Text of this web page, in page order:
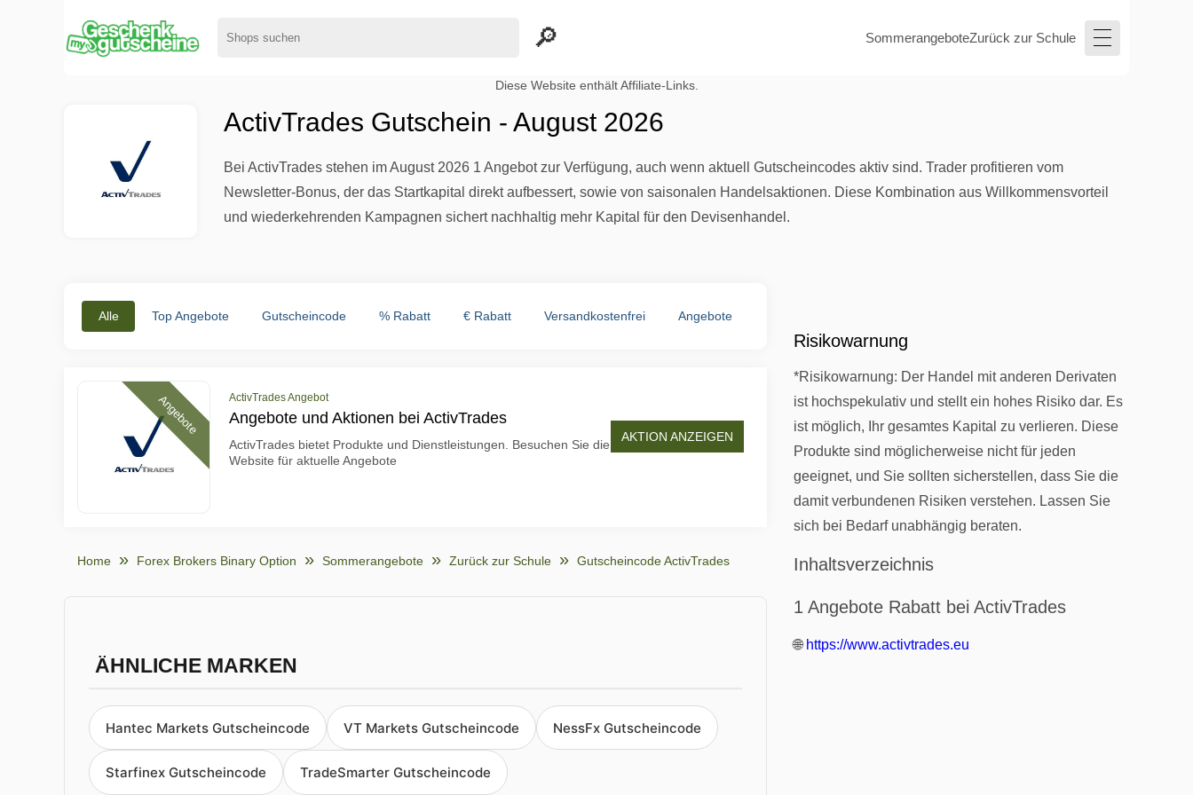
SommerangeboteZurück zur Schule
Diese Website enthält Affiliate-Links.
ActivTrades Gutschein - August 2026
Bei ActivTrades stehen im August 2026 1 Angebot zur Verfügung, auch wenn aktuell Gutscheincodes aktiv sind. Trader profitieren vom
Newsletter-Bonus, der das Startkapital direkt aufbessert, sowie von saisonalen Handelsaktionen. Diese Kombination aus Willkommensvorteil
und wiederkehrenden Kampagnen sichert nachhaltig mehr Kapital für den Devisenhandel.
Alle Top Angebote Gutscheincode % Rabatt € Rabatt Versandkostenfrei Angebote
Angebote ActivTrades Angebot
Angebote und Aktionen bei ActivTrades
ActivTrades bietet Produkte und Dienstleistungen. Besuchen Sie die
Website für aktuelle Angebote
AKTION ANZEIGEN
Home Forex Brokers Binary Option Sommerangebote Zurück zur Schule Gutscheincode ActivTrades
ÄHNLICHE MARKEN
Hantec Markets Gutscheincode VT Markets Gutscheincode NessFx Gutscheincode
Starfinex Gutscheincode TradeSmarter Gutscheincode
Risikowarnung
*Risikowarnung: Der Handel mit anderen Derivaten
ist hochspekulativ und stellt ein hohes Risiko dar. Es
ist möglich, Ihr gesamtes Kapital zu verlieren. Diese
Produkte sind möglicherweise nicht für jeden
geeignet, und Sie sollten sicherstellen, dass Sie die
damit verbundenen Risiken verstehen. Lassen Sie
sich bei Bedarf unabhängig beraten.
Inhaltsverzeichnis
1 Angebote Rabatt bei ActivTrades
🌐 https://www.activtrades.eu